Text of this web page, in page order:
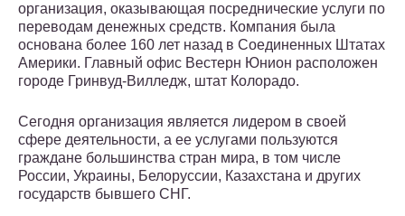
организация, оказывающая посреднические услуги по
переводам денежных средств. Компания была
основана более 160 лет назад в Соединенных Штатах
Америки. Главный офис Вестерн Юнион расположен
городе Гринвуд-Вилледж, штат Колорадо.
Сегодня организация является лидером в своей
сфере деятельности, а ее услугами пользуются
граждане большинства стран мира, в том числе
России, Украины, Белоруссии, Казахстана и других
государств бывшего СНГ.